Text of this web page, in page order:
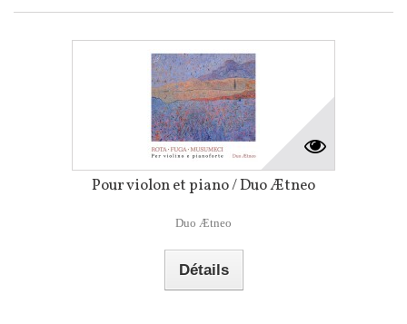
Pour violon et piano / Duo Ætneo
Duo Ætneo
Détails